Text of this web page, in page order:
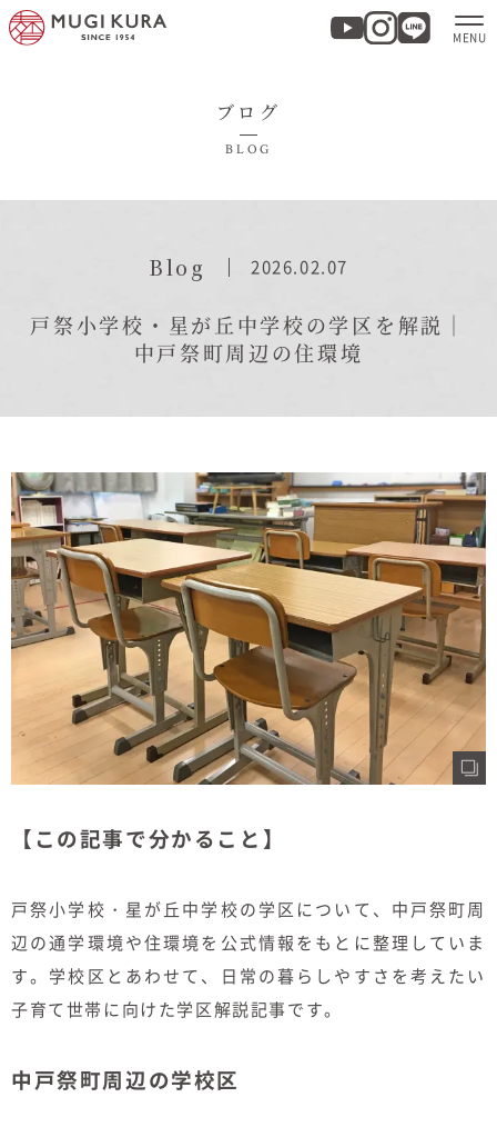
商品紹介
むぎくらについて
ニュース ブログ
イベント
オーナー様Q&A
お問い合わ
0120-37-
1806
ブログ
BLOG
Blog 2026.02.07
戸祭小学校・星が丘中学校の学区を解説｜
中戸祭町周辺の住環境
【この記事で分かること】
戸祭小学校・星が丘中学校の学区について、中戸祭町周
辺の通学環境や住環境を公式情報をもとに整理していま
す。学校区とあわせて、日常の暮らしやすさを考えたい
子育て世帯に向けた学区解説記事です。
中戸祭町周辺の学校区